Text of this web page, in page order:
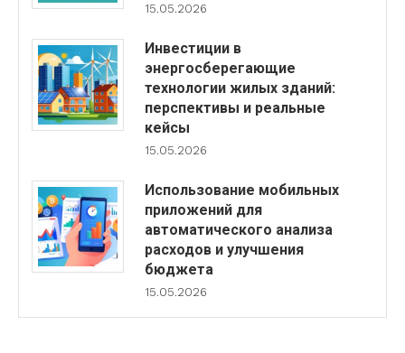
15.05.2026
Инвестиции в
энергосберегающие
технологии жилых зданий:
перспективы и реальные
кейсы
15.05.2026
Использование мобильных
приложений для
автоматического анализа
расходов и улучшения
бюджета
15.05.2026